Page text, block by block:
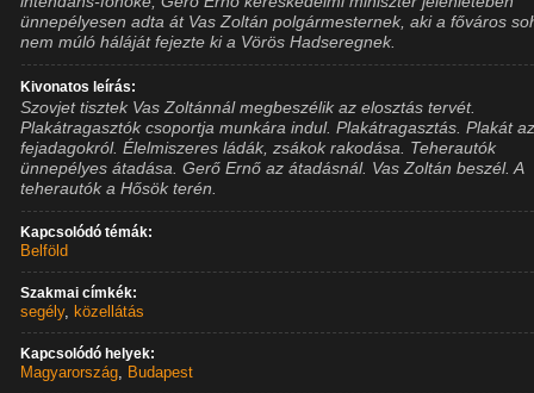
ünnepélyesen adta át Vas Zoltán polgármesternek, aki a főváros
nem múló háláját fejezte ki a Vörös Hadseregnek.
Kivonatos leírás:
Szovjet tisztek Vas Zoltánnál megbeszélik az elosztás tervét.
Plakátragasztók csoportja munkára indul. Plakátragasztás. Plakát
fejadagokról. Élelmiszeres ládák, zsákok rakodása. Teherautók
ünnepélyes átadása. Gerő Ernő az átadásnál. Vas Zoltán beszél. A
teherautók a Hősök terén.
Kapcsolódó témák:
Belföld
Szakmai címkék:
segély, közellátás
Kapcsolódó helyek:
Magyarország, Budapest